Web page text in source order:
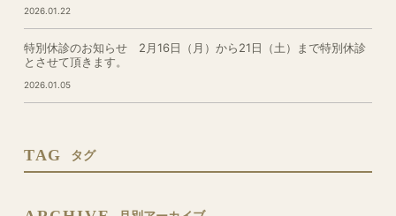
2026.01.22
特別休診のお知らせ 2月16日（月）から21日（土）まで特別休診
とさせて頂きます。
2026.01.05
TAG タグ